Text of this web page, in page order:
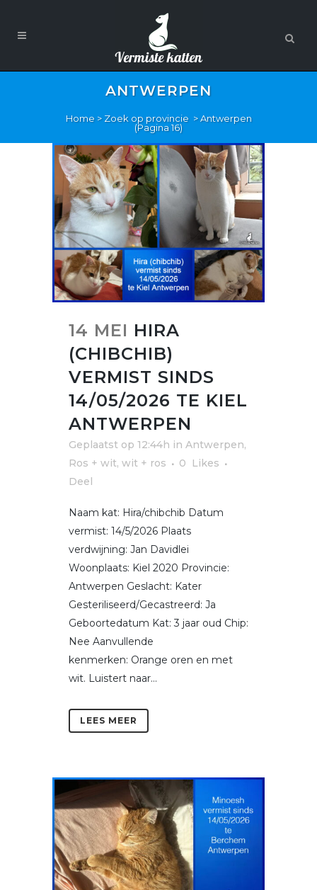
ANTWERPEN
Home>Zoek op provincie >Antwerpen
(Pagina 16)
14 MEI HIRA
(CHIBCHIB)
VERMIST SINDS
14/05/2026 TE KIEL
ANTWERPEN
Geplaatst op 12:44h in Antwerpen,
Ros + wit, wit + ros
0
Likes
Deel
Naam kat: Hira/chibchib Datum
vermist: 14/5/2026 Plaats
verdwijning: Jan Davidlei
Woonplaats: Kiel 2020 Provincie:
Antwerpen Geslacht: Kater
Gesteriliseerd/Gecastreerd: Ja
Geboortedatum Kat: 3 jaar oud Chip:
Nee Aanvullende
kenmerken: Orange oren en met
wit. Luistert naar...
LEES MEER